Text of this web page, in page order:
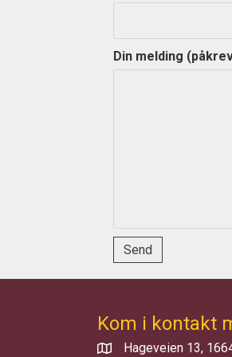
Din melding
Kom i kontakt
Hageveien 13,